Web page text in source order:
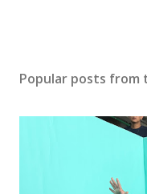
Popular posts from